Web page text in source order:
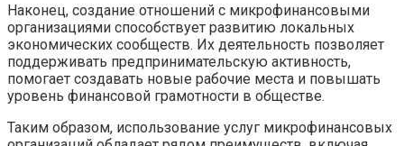
Наконец, создание отношений с микрофинансовыми
организациями способствует развитию локальных
экономических сообществ. Их деятельность позволяет
поддерживать предпринимательскую активность,
помогает создавать новые рабочие места и повышать
уровень финансовой грамотности в обществе.
Таким образом, использование услуг микрофинансовых